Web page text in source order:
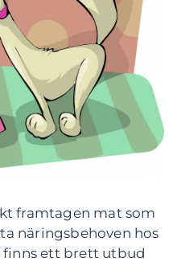
framtagen mat som
näringsbehoven hos
finns ett brett utbud